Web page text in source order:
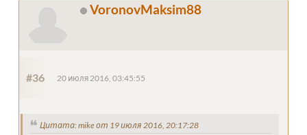
VoronovMaksim88
#36 20 июля 2016, 03:45:55
Цитата: mike от 19 июля 2016, 20:17:28